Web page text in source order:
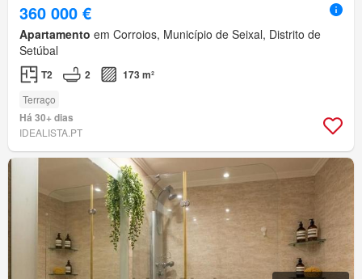
360 000 €
Apartamento em Corroios, Município de Seixal, Distrito de
Setúbal
T2 2 173 m²
Terraço
Há 30+ dias
IDEALISTA.PT